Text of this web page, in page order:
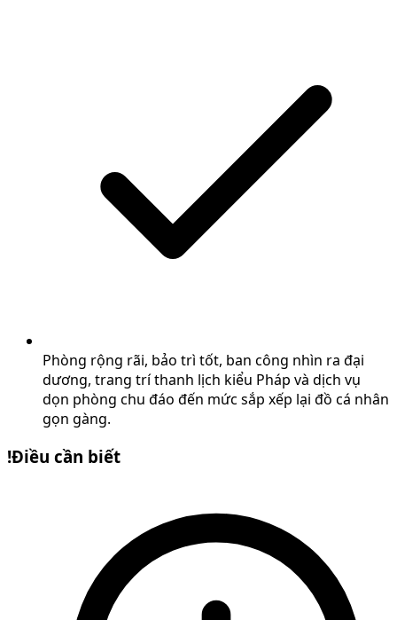
Phòng rộng rãi, bảo trì tốt, ban công nhìn ra đại
dương, trang trí thanh lịch kiểu Pháp và dịch vụ
dọn phòng chu đáo đến mức sắp xếp lại đồ cá nhân
gọn gàng.
!Điều cần biết